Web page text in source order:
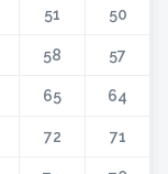
50
51
57
58
64
65
71
72